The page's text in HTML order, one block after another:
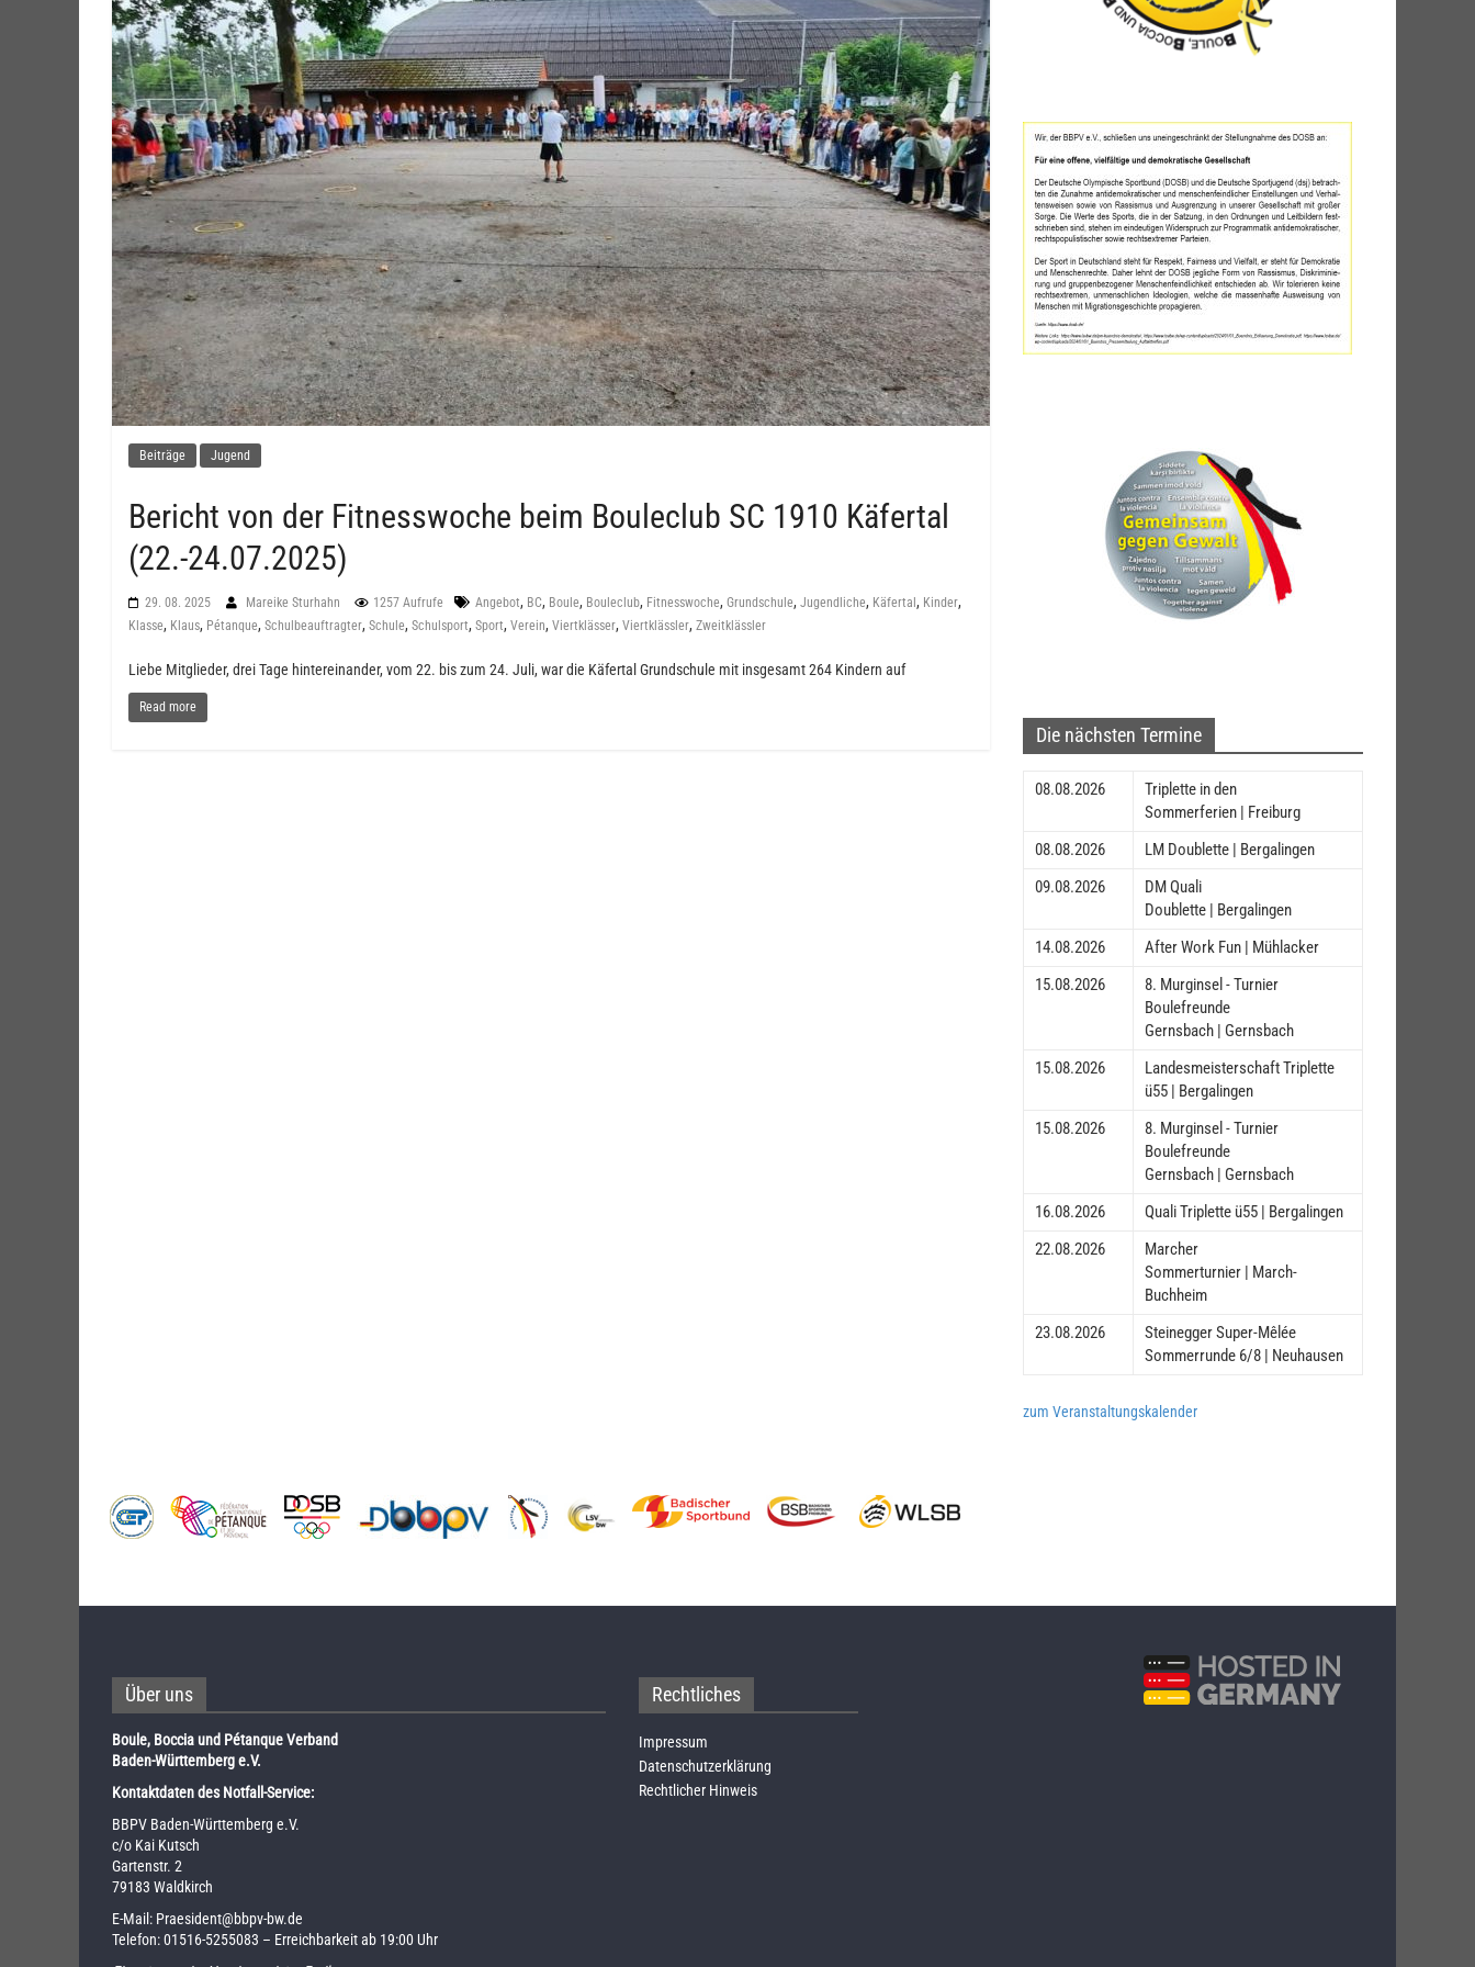
Beiträge Jugend
Bericht von der Fitnesswoche beim Bouleclub SC 1910 Käfertal
(22.-24.07.2025)
29. 08. 2025 Mareike Sturhahn 1257 Aufrufe Angebot, BC, Boule, Bouleclub, Fitnesswoche, Grundschule, Jugendliche, Käfertal , Kinder,
Klasse, Klaus, Pétanque, Schulbeauftragter, Schule, Schulsport, Sport, Verein, Viertklässer, Viertklässler, Zweitklässler
Liebe Mitglieder, drei Tage hintereinander, vom 22. bis zum 24. Juli, war die Käfertal Grundschule mit insgesamt 264 Kindern auf
Read more
Die nächsten Termine
08.08.2026
Triplette in den
Sommerferien | Freiburg
08.08.2026
LM Doublette | Bergalingen
09.08.2026
DM Quali
Doublette | Bergalingen
14.08.2026
After Work Fun | Mühlacker
15.08.2026
8. Murginsel - Turnier
Boulefreunde
Gernsbach | Gernsbach
15.08.2026
Landesmeisterschaft Triplette
ü55 | Bergalingen
15.08.2026
8. Murginsel - Turnier
Boulefreunde
Gernsbach | Gernsbach
16.08.2026
Quali Triplette ü55 | Bergalingen
22.08.2026
Marcher
Sommerturnier | March-
Buchheim
23.08.2026
Steinegger Super-Mêlée
Sommerrunde 6/8 | Neuhausen
zum Veranstaltungskalender
Über uns
Boule, Boccia und Pétanque Verband
Baden-Württemberg e.V.
Kontaktdaten des Notfall-Service:
BBPV Baden-Württemberg e.V.
c/o Kai Kutsch
Gartenstr. 2
79183 Waldkirch
E-Mail: Praesident@bbpv-bw.de
Telefon:01516-5255083 – Erreichbarkeit ab 19:00 Uhr
Rechtliches
Impressum
Datenschutzerklärung
Rechtlicher Hinweis